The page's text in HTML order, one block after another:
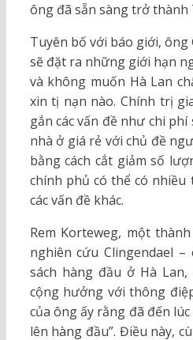
ông đã sẵn sàng trở thành
Tuyên bố với báo giới,
sẽ đặt ra những giới hạn
và không muốn Hà Lan
xin tị nạn nào. Chính trị
gắn các vấn đề như chi
nhà ở giá rẻ với chủ đề
bằng cách cắt giảm số
chính phủ có thể có
các vấn đề khác.
Rem Korteweg, một
nghiên cứu Clingendael
sách hàng đầu ở Hà
cộng hưởng với thông
của ông ấy rằng đã đến
lên hàng đầu”. Điều này,